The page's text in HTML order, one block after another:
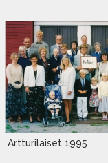
Artturilaiset 1995